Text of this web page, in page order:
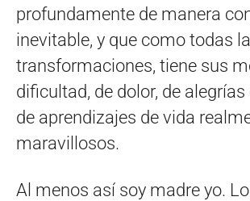
profundamente de manera
inevitable, y que como todas
transformaciones, tiene sus
dificultad, de dolor, de
de aprendizajes de vida
maravillosos.
Al menos así soy madre yo.